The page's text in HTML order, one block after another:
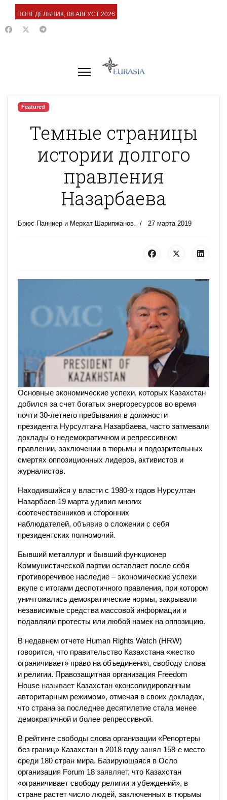
ПОНЕДЕЛЬНИК, 08 АВГУСТ 2026
Featured
Темные страницы
истории долгого
правления
Назарбаева
Брюс Панниер и Мерхат Шарипжанов. 27 марта 2019
Основные экономические успехи, которых Казахстан
добился за счет богатых энергоресурсов во время
почти 30-летнего пребывания в должности
президента Нурсултана Назарбаева, часто затмевали
доклады о недемократичном и репрессивном
правлении, заключении в тюрьмы и подозрительных
смертях оппозиционных лидеров, активистов и
журналистов.
Находившийся у власти с 1980-х годов Нурсултан
Назарбаев 19 марта удивил многих
соотечественников и сторонних
наблюдателей, объявив о сложении с себя
президентских полномочий.
Бывший металлург и бывший функционер
Коммунистической партии оставляет после себя
противоречивое наследие – экономические успехи
вкупе с итогами деспотичного правления, при котором
уничтожались демократические нормы, закрывали
независимые средства массовой информации и
подавляли протесты или любой намек на оппозицию.
В недавнем отчете Human Rights Watch (HRW)
говорится, что правительство Казахстана «жестко
ограничивает» право на объединения, свободу слова
и религии. Правозащитная организация Freedom
House называет Казахстан «консолидированным
авторитарным режимом», отмечая в своих докладах,
что страна за последнее десятилетие стала менее
демократичной и более репрессивной.
В рейтинге свободы слова организации «Репортеры
без границ» Казахстан в 2018 году занял 158-е место
среди 180 стран мира. Базирующаяся в Осло
организация Forum 18 заявляет, что Казахстан
«ограничивает свободу религии и убеждений», в
стране растет число людей, заключенных в тюрьмы